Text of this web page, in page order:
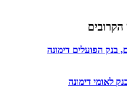
הקרובים
בנק הפועלים דימונה
לאומי דימונה